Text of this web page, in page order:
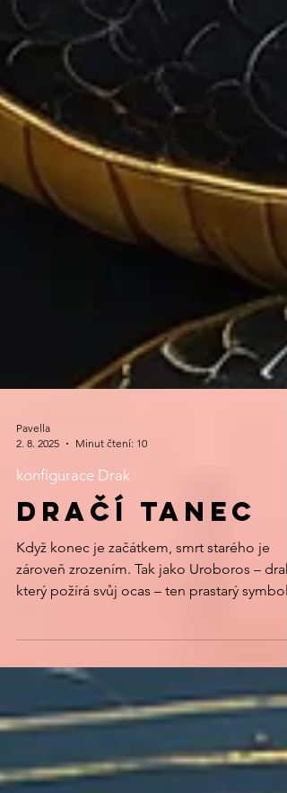
2. 8. 2025
Minut čtení: 10
konfigurace Drak
DRAČÍ TANEC
Když konec je začátkem, smrt starého je
zároveň zrozením. Tak jako Uroboros – drak,